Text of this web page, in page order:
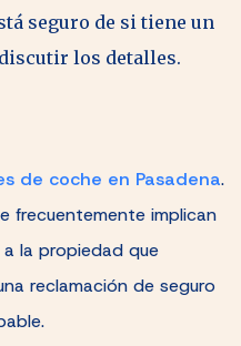
seguro de si tiene un
los detalles.
de coche en Pasadena.
frecuentemente implican
la propiedad que
reclamación de seguro